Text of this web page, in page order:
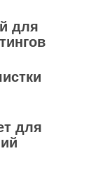
для
для